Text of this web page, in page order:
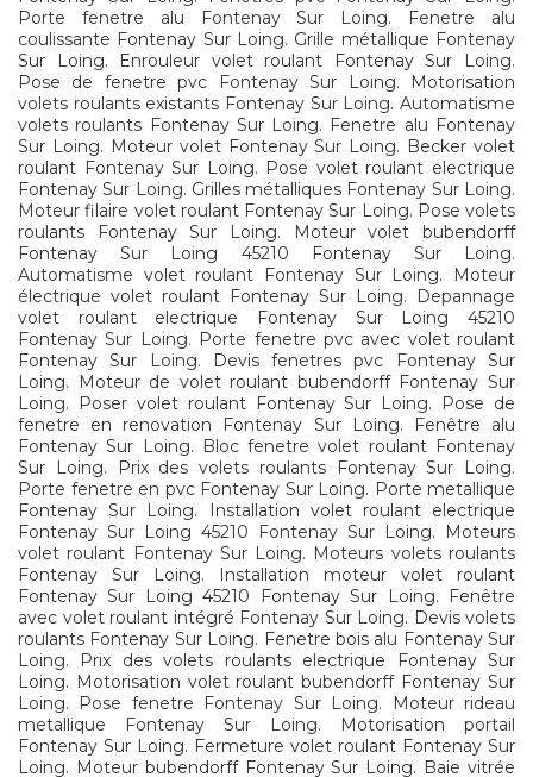
Porte fenetre alu Fontenay Sur Loing. Fenetre alu
coulissante Fontenay Sur Loing. Grille métallique Fontenay
Sur Loing. Enrouleur volet roulant Fontenay Sur Loing.
Pose de fenetre pvc Fontenay Sur Loing. Motorisation
volets roulants existants Fontenay Sur Loing. Automatisme
volets roulants Fontenay Sur Loing. Fenetre alu Fontenay
Sur Loing. Moteur volet Fontenay Sur Loing. Becker volet
roulant Fontenay Sur Loing. Pose volet roulant electrique
Fontenay Sur Loing. Grilles métalliques Fontenay Sur Loing.
Moteur filaire volet roulant Fontenay Sur Loing. Pose volets
roulants Fontenay Sur Loing. Moteur volet bubendorff
Fontenay Sur Loing 45210 Fontenay Sur Loing.
Automatisme volet roulant Fontenay Sur Loing. Moteur
électrique volet roulant Fontenay Sur Loing. Depannage
volet roulant electrique Fontenay Sur Loing 45210
Fontenay Sur Loing. Porte fenetre pvc avec volet roulant
Fontenay Sur Loing. Devis fenetres pvc Fontenay Sur
Loing. Moteur de volet roulant bubendorff Fontenay Sur
Loing. Poser volet roulant Fontenay Sur Loing. Pose de
fenetre en renovation Fontenay Sur Loing. Fenêtre alu
Fontenay Sur Loing. Bloc fenetre volet roulant Fontenay
Sur Loing. Prix des volets roulants Fontenay Sur Loing.
Porte fenetre en pvc Fontenay Sur Loing. Porte metallique
Fontenay Sur Loing. Installation volet roulant electrique
Fontenay Sur Loing 45210 Fontenay Sur Loing. Moteurs
volet roulant Fontenay Sur Loing. Moteurs volets roulants
Fontenay Sur Loing. Installation moteur volet roulant
Fontenay Sur Loing 45210 Fontenay Sur Loing. Fenêtre
avec volet roulant intégré Fontenay Sur Loing. Devis volets
roulants Fontenay Sur Loing. Fenetre bois alu Fontenay Sur
Loing. Prix des volets roulants electrique Fontenay Sur
Loing. Motorisation volet roulant bubendorff Fontenay Sur
Loing. Pose fenetre Fontenay Sur Loing. Moteur rideau
metallique Fontenay Sur Loing. Motorisation portail
Fontenay Sur Loing. Fermeture volet roulant Fontenay Sur
Loing. Moteur bubendorff Fontenay Sur Loing. Baie vitrée